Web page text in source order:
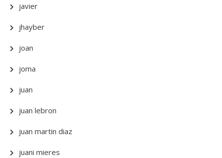
javier
jhayber
joan
joma
juan
juan lebron
juan martin diaz
juani mieres